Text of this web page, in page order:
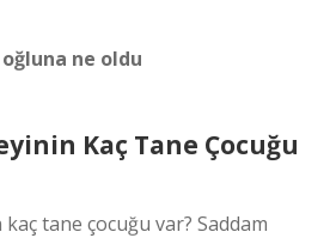
oğluna ne oldu
Kaç Tane Çocuğu
kaç tane çocuğu var? Saddam